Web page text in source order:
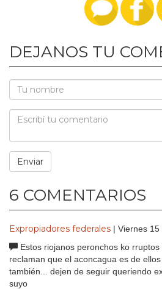
DEJANOS TU
6 COMENTARIOS
Expropiadores federales | Viernes
Estos riojanos peronchos ko
reclaman que el aconcagua es de
también... dejen de seguir queriendo
suyo